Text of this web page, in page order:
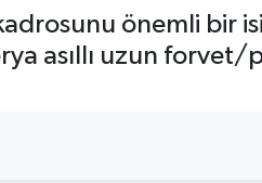
önemli bir
asıllı uzun